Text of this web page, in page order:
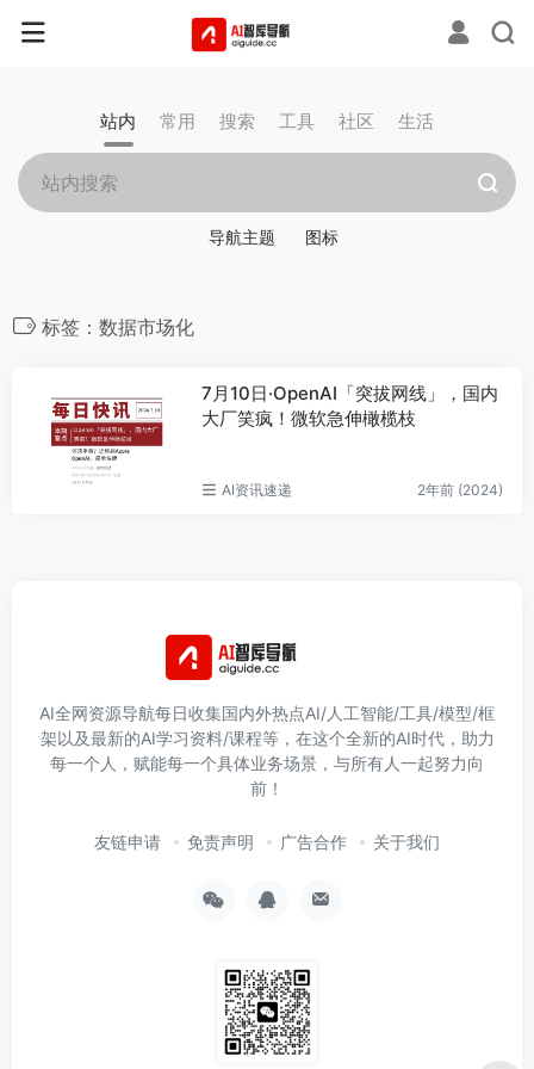
站内 常用 搜索 工具 社区 生活
导航主题 图标
标签：数据市场化
7月10日·OpenAI「突拔网线」，国内
大厂笑疯！微软急伸橄榄枝
AI资讯速递 2年前 (2024)
AI全网资源导航每日收集国内外热点AI/人工智能/工具/模型/框
架以及最新的AI学习资料/课程等，在这个全新的AI时代，助力
每一个人，赋能每一个具体业务场景，与所有人一起努力向
前！
友链申请 免责声明 广告合作 关于我们